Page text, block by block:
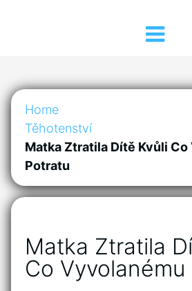
Home
Těhotenství
Matka Ztratila Dítě Kvůli
Potratu
Matka Ztratila
Co